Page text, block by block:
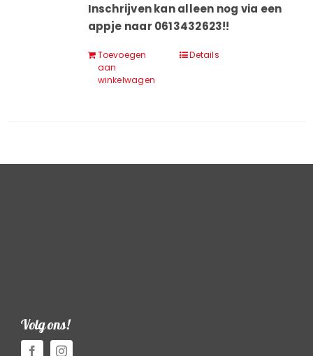
Inschrijven kan alleen nog via een
appje naar 0613432623!!
Toevoegen
aan
winkelwagen
Details
Volg ons!